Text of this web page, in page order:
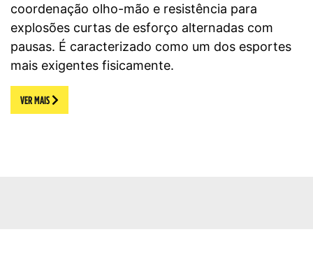
coordenação olho-mão e resistência para
explosões curtas de esforço alternadas com
pausas. É caracterizado como um dos esportes
mais exigentes fisicamente.
VER MAIS